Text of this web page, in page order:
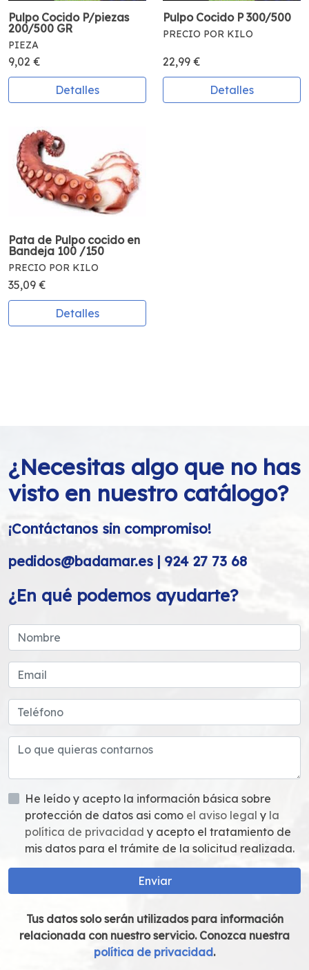
Pulpo Cocido P/piezas
200/500 GR
PIEZA
9,02 €
Detalles
Pulpo Cocido P 300/500
PRECIO POR KILO
22,99 €
Detalles
Pata de Pulpo cocido en
Bandeja 100 /150
PRECIO POR KILO
35,09 €
Detalles
¿Necesitas algo que no has
visto en nuestro catálogo?
¡Contáctanos sin compromiso!
pedidos@badamar.es | 924 27 73 68
¿En qué podemos ayudarte?
He leído y acepto la información básica sobre
protección de datos asi como el aviso legal y la
política de privacidad y acepto el tratamiento de
mis datos para el trámite de la solicitud realizada.
Enviar
Tus datos solo serán utilizados para información
relacionada con nuestro servicio. Conozca nuestra
política de privacidad.